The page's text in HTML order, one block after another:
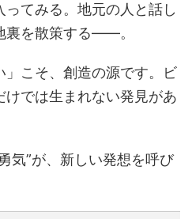
てみる。地元の人と話し
裏を散策する――。
」こそ、創造の源です。ビ
けでは生まれない発見があ
気”が、新しい発想を呼び